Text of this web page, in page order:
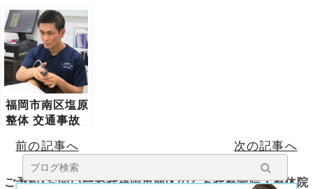
でも安心して通
える４つの理由
福岡市南区塩原
整体 交通事故
改善・後遺症予
防の専門知識と
根拠を徹底解説
前の記事へ 次の記事へ
ご予約･お問い合わせ福岡市南区のくろせ整骨院・整体院